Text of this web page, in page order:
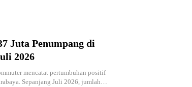
Juta Penumpang di
2026
mencatat pertumbuhan positif
Sepanjang Juli 2026, jumlah…